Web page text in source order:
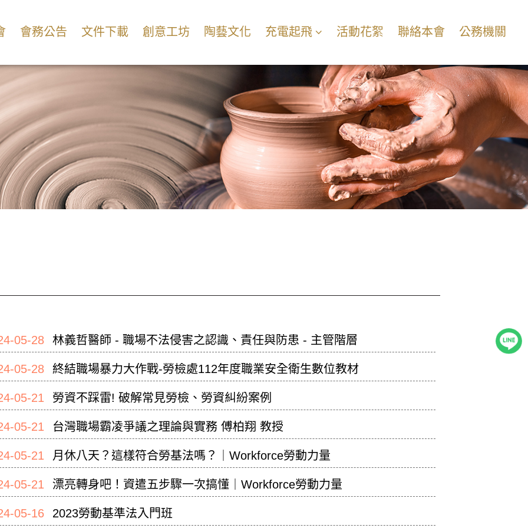
會務公告 文件下載 創意工坊 陶藝文化 充電起飛 活動花絮 聯絡本會 公務機關
05-28 林義哲醫師 - 職場不法侵害之認識、責任與防患 - 主管階層
05-28 終結職場暴力大作戰-勞檢處112年度職業安全衛生數位教材
05-21 勞資不踩雷! 破解常見勞檢、勞資糾紛案例
05-21 台灣職場霸凌爭議之理論與實務 傅柏翔 教授
05-21 月休八天？這樣符合勞基法嗎？｜Workforce勞動力量
05-21 漂亮轉身吧！資遣五步驟一次搞懂｜Workforce勞動力量
05-16 2023勞動基準法入門班